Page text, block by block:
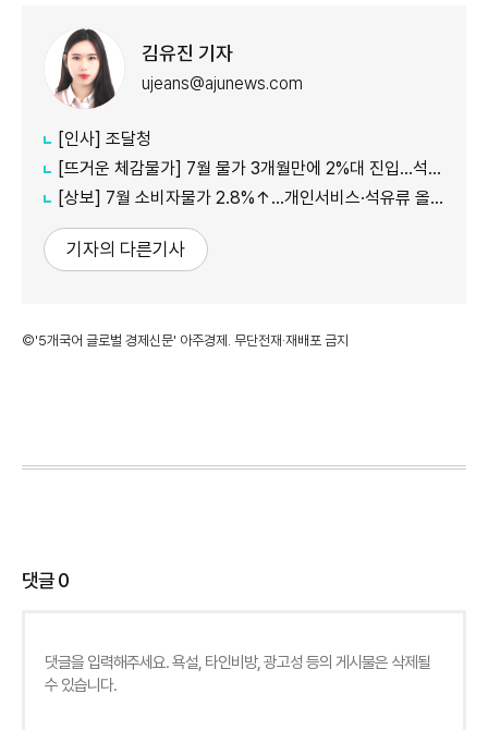
김유진 기자
ujeans@ajunews.com
[인사] 조달청
[뜨거운 체감물가] 7월 물가 3개월만에 2%대 진입…석유류·서비스 상승세 여전
[상보] 7월 소비자물가 2.8%↑…개인서비스·석유류 올라
기자의 다른기사
©'5개국어 글로벌 경제신문' 아주경제. 무단전재·재배포 금지
댓글0